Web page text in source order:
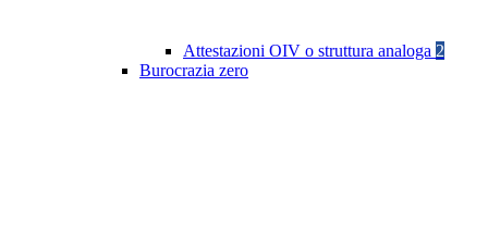
Attestazioni OIV o struttura analoga 2
Burocrazia zero